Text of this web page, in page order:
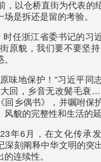
，以仓桥直街为代表的
是拆还是留的考验。
时任浙江省委书记的习
原貌，我们要不要坚
味地保护！”习近平同
回，乡音无改鬓毛衰
回乡偶书》，并嘱咐保
貌的完整性和生活的延
年6月，在文化传承
深刻阐释中华文明的突
连续性。